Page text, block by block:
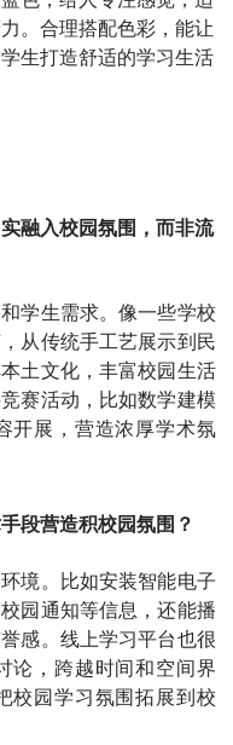
。合理搭配色彩，能让
生打造舒适的学习生活
融入校园氛围，而非流
学生需求。像一些学校
从传统手工艺展示到民
土文化，丰富校园生活
赛活动，比如数学建模
开展，营造浓厚学术氛
段营造积校园氛围？
境。比如安装智能电子
园通知等信息，还能播
感。线上学习平台也很
论，跨越时间和空间界
校园学习氛围拓展到校